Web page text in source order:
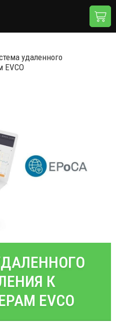
удаленного
EVCO
К
EVCO